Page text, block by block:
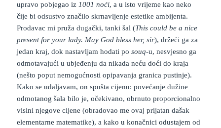
upravo pobjegao iz1001 noći, a u isto vrijeme kao neko
čije bi odsustvo značilo skrnavljenje estetike ambijenta.
Prodavac mi pruža dugački, tanki šal (This could be a nice
present for your lady. May God bless her, sir), držeći ga za
jedan kraj, dok nastavljam hodati posouq-u, nesvjesno ga
odmotavajući u ubjeđenju da nikada neću doći do kraja
(nešto poput nemogućnosti opipavanja granica pustinje).
Kako se udaljavam, on spušta cijenu: povećanje dužine
odmotanog šala bilo je, očekivano, obrnuto proporcionalno
visini njegove cijene (obradovao me ovaj prijatan dašak
elementarne matematike), a kako u konačnici odustajem od